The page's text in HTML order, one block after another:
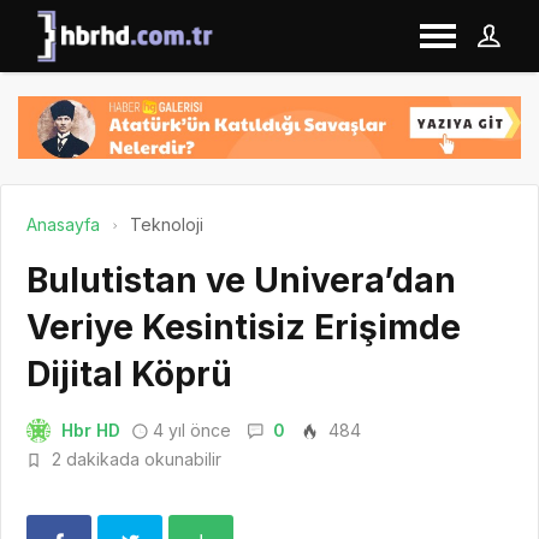
Anasayfa Teknoloji
Bulutistan ve Univera’dan
Veriye Kesintisiz Erişimde
Dijital Köprü
Hbr HD 4 yıl önce 0
484
2 dakikada okunabilir